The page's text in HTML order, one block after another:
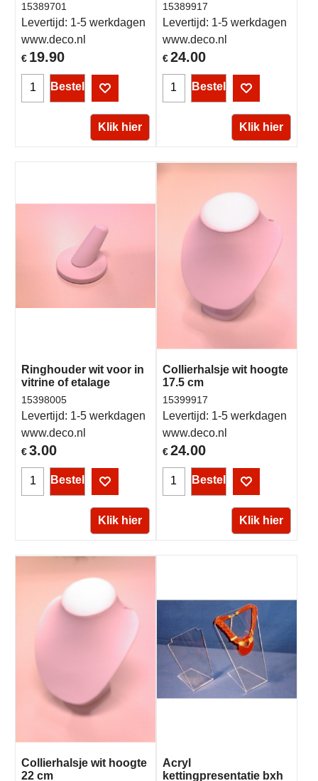
€ 19.90
15389701
Levertijd: 1-5 werkdagen
www.deco.nl
Bestel
Klik hier
€24.00
15389917
Levertijd: 1-5 werkdagen
www.deco.nl
Bestel
Klik hier
Ringhouder wit voor in
vitrine of etalage
€3.00
15398005
Levertijd: 1-5 werkdagen
www.deco.nl
Bestel
Klik hier
Collierhalsje wit hoogte
17.5 cm
€24.00
15399917
Levertijd: 1-5 werkdagen
www.deco.nl
Bestel
Klik hier
Collierhalsje wit hoogte
22 cm
Acryl
kettingpresentatie bxh